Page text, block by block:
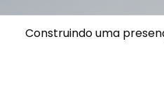
Construindo uma